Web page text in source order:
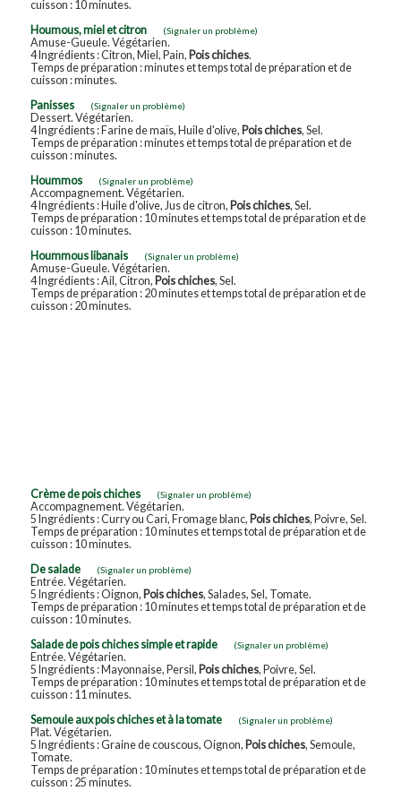
cuisson : 10 minutes.
Houmous, miel et citron
(Signaler un problème)
Amuse-Gueule. Végétarien.
4 Ingrédients : Citron, Miel, Pain, Pois chiches.
Temps de préparation : minutes et temps total de préparation et de
cuisson : minutes.
Panisses
(Signaler un problème)
Dessert. Végétarien.
4 Ingrédients : Farine de maïs, Huile d'olive, Pois chiches, Sel.
Temps de préparation : minutes et temps total de préparation et de
cuisson : minutes.
Hoummos
(Signaler un problème)
Accompagnement. Végétarien.
4 Ingrédients : Huile d'olive, Jus de citron, Pois chiches, Sel.
Temps de préparation : 10 minutes et temps total de préparation et de
cuisson : 10 minutes.
Hoummous libanais
(Signaler un problème)
Amuse-Gueule. Végétarien.
4 Ingrédients : Ail, Citron, Pois chiches, Sel.
Temps de préparation : 20 minutes et temps total de préparation et de
cuisson : 20 minutes.
Crème de pois chiches (Signaler un problème)
Accompagnement. Végétarien.
5 Ingrédients : Curry ou Cari, Fromage blanc, Pois chiches, Poivre, Sel.
Temps de préparation : 10 minutes et temps total de préparation et de
cuisson : 10 minutes.
De salade
(Signaler un problème)
Entrée. Végétarien.
5 Ingrédients : Oignon, Pois chiches, Salades, Sel, Tomate.
Temps de préparation : 10 minutes et temps total de préparation et de
cuisson : 10 minutes.
Salade de pois chiches simple et rapide
(Signaler un problème)
Entrée. Végétarien.
5 Ingrédients : Mayonnaise, Persil, Pois chiches, Poivre, Sel.
Temps de préparation : 10 minutes et temps total de préparation et de
cuisson : 11 minutes.
Semoule aux pois chiches et à la tomate
(Signaler un problème)
Plat. Végétarien.
5 Ingrédients : Graine de couscous, Oignon, Pois chiches, Semoule,
Tomate.
Temps de préparation : 10 minutes et temps total de préparation et de
cuisson : 25 minutes.